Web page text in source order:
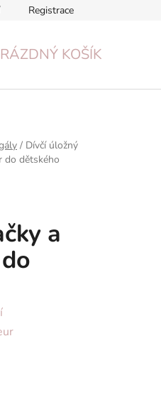
Reklamační formulář
Registrace
KOŠÍK
/ Dívčí úložný
do dětského
a